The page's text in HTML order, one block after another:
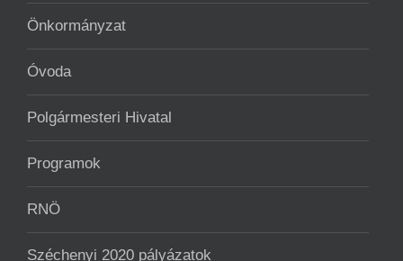
Önkormányzat
Óvoda
Polgármesteri Hivatal
Programok
RNÖ
Széchenyi 2020 pályázatok